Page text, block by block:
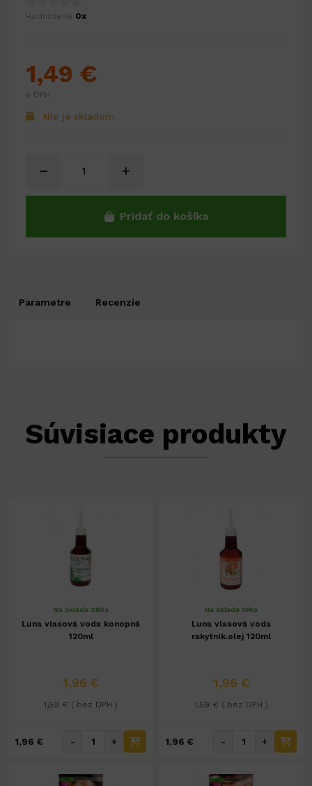
Hodnotené 0x
Nie je skladom
1,49 €
s DPH
Pridať do košíka
Parametre Recenzie
Súvisiace produkty
Na sklade 28ks
Luna vlasová voda konopná
120ml
1,96 €
1,59 € ( bez DPH )
1,96 € - +
Na sklade 10ks
Luna vlasová voda
rakytník.olej 120ml
1,96 €
1,59 € ( bez DPH )
1,96 € - +